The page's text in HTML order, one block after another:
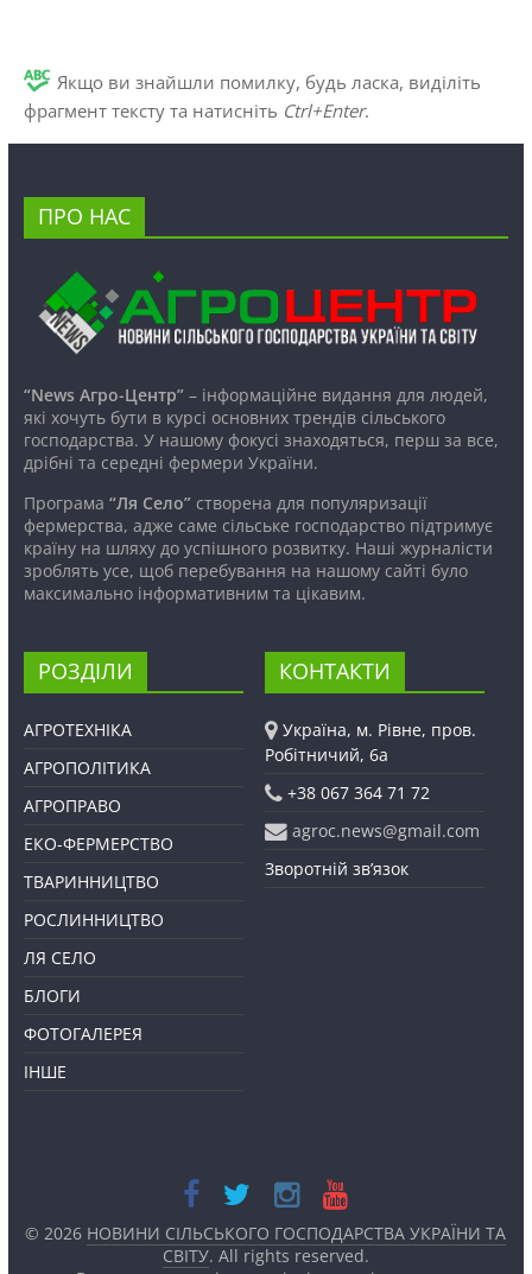
Якщо ви знайшли помилку, будь ласка, виділіть
фрагмент тексту та натисніть Ctrl+Enter.
ПРО НАС
“News Агро-Центр”– інформаційне видання для людей,
які хочуть бути в курсі основних трендів сільського
господарства. У нашому фокусі знаходяться, перш за все,
дрібні та середні фермери України.
Програма “Ля Село”створена для популяризації
фермерства, адже саме сільське господарство підтримує
країну на шляху до успішного розвитку. Наші журналісти
зроблять усе, щоб перебування на нашому сайті було
максимально інформативним та цікавим.
РОЗДІЛИ
АГРОТЕХНІКА
АГРОПОЛІТИКА
АГРОПРАВО
ЕКО-ФЕРМЕРСТВО
ТВАРИННИЦТВО
РОСЛИННИЦТВО
ЛЯ СЕЛО
БЛОГИ
ФОТОГАЛЕРЕЯ
ІНШЕ
КОНТАКТИ
Україна, м. Рівне, пров.
Робітничий, 6а
+38 067 364 71 72
agroc.news@gmail.com
Зворотній зв’язок
© 2026 НОВИНИ СІЛЬСЬКОГО ГОСПОДАРСТВА УКРАЇНИ ТА
СВІТУ. All rights reserved.